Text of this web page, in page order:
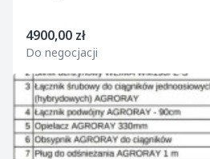
4900,00 zł
Do negocjacji